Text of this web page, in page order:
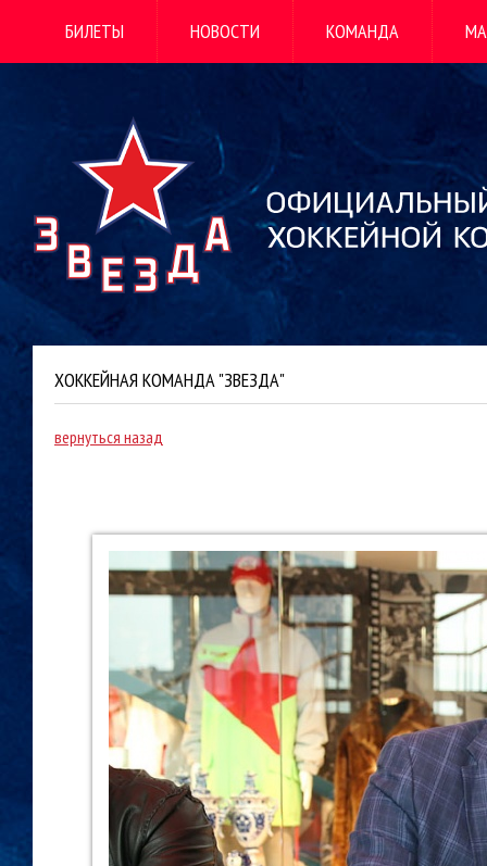
БИЛЕТЫ НОВОСТИ КОМАНДА
ХОККЕЙНАЯ КОМАНДА "ЗВЕЗДА"
вернуться назад